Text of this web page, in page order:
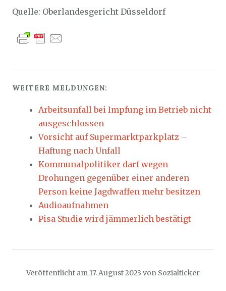
Quelle: Oberlandesgericht Düsseldorf
WEITERE MELDUNGEN:
Arbeitsunfall bei Impfung im Betrieb nicht
ausgeschlossen
Vorsicht auf Supermarktparkplatz –
Haftung nach Unfall
Kommunalpolitiker darf wegen
Drohungen gegenüber einer anderen
Person keine Jagdwaffen mehr besitzen
Audioaufnahmen
Pisa Studie wird jämmerlich bestätigt
Veröffentlicht am 17. August 2023 von Sozialticker